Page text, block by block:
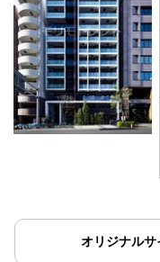
オリジナルサ